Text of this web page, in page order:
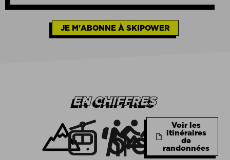
JE M'ABONNE À SKIPOWER
EN CHIFFRES
Voir les
itinéraires
de
randonnées